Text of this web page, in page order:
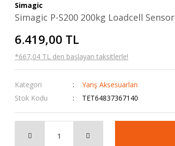
Simagic
Simagic P-S200 200kg Loadcell Sensor
6.419,00 TL
*667,04 TL den başlayan taksitlerle!
Kategori
Yarış Aksesuarları
Stok Kodu
TET64837367140